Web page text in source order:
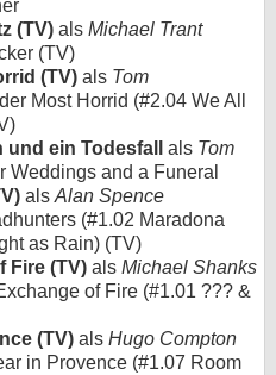
(TV) als Michael Trant
(TV)
(TV) als Tom
Most Horrid (#2.04 We All
ein Todesfall als Tom
Weddings and a Funeral
als Alan Spence
(#1.02 Maradona
as Rain) (TV)
Fire (TV) als Michael Shanks
of Fire (#1.01 ??? &
(TV) als Hugo Compton
in Provence (#1.07 Room